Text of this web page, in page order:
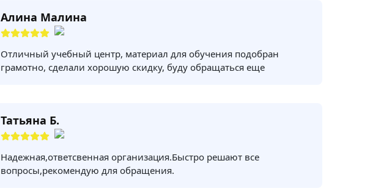
Алина Малина
Отличный учебный центр, материал для обучения подобран
грамотно, сделали хорошую скидку, буду обращаться еще
Татьяна Б.
Надежная,ответсвенная организация.Быстро решают все
вопросы,рекомендую для обращения.